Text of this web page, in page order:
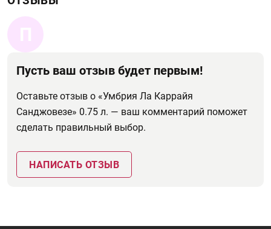
П
Пусть ваш отзыв будет первым!
Оставьте отзыв о «Умбрия Ла Каррайя
Санджовезе» 0.75 л. — ваш комментарий поможет
сделать правильный выбор.
НАПИСАТЬ ОТЗЫВ